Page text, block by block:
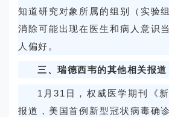
知道研究对象所属的组别（实验
消除可能出现在医生和病人意识
人偏好。
三、瑞德西韦的其他相关报道
1月31日，权威医学期刊《
报道，美国首例新型冠状病毒确